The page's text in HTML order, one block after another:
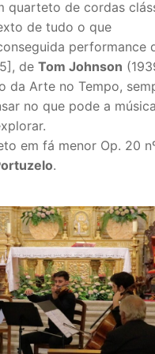
quarteto de cordas
de tudo o que
performance
de Tom Johnson
da Arte no Tempo,
no que pode a
em fá menor Op. 20
.